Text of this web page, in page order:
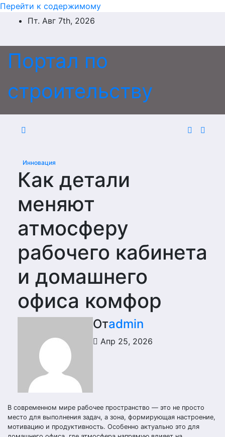
Перейти к содержимому
Пт. Авг 7th, 2026
Портал по
строительству
Инновация
Как детали
меняют
атмосферу
рабочего кабинета
и домашнего
офиса комфор
Отadmin
Апр 25, 2026
В современном мире рабочее пространство — это не просто
место для выполнения задач, а зона, формирующая настроение,
мотивацию и продуктивность. Особенно актуально это для